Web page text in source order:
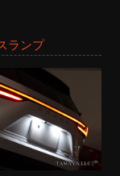
ランプ